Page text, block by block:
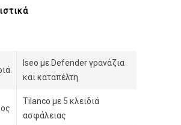
Iseo με Defender γρανάζια
και καταπέλτη
Tilanco με 5 κλειδιά
ασφάλειας